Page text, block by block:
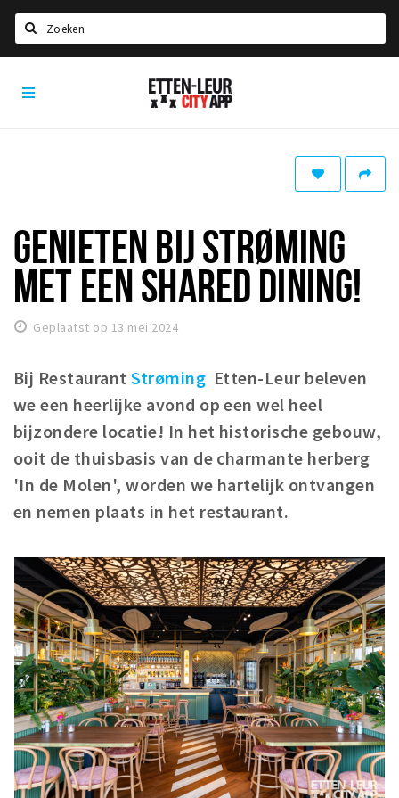
Home
Eten
Drinken
Slapen
Winkelgebieden
Parkeren
Bezienswaardigheden
Musea, theaters & podia
Uitjes & activiteiten
Toeristische routes
Natuurgebieden
Baroniepoorten
Sport
Andere City Apps
Inloggen
Etten-
Leur
GENIETEN BIJ STRØMING
MET EEN SHARED DINING!
Geplaatst op 13 mei 2024
Bij RestaurantStrøming Etten-Leur beleven
we een heerlijke avond op een wel heel
bijzondere locatie! In het historische gebouw,
ooit de thuisbasis van de charmante herberg
'In de Molen', worden we hartelijk ontvangen
en nemen plaats in het restaurant.